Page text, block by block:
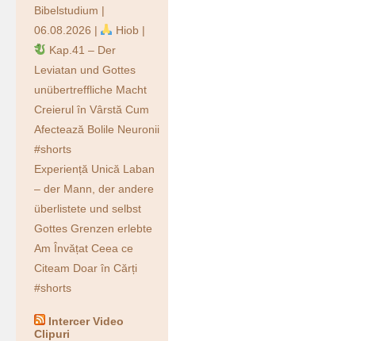
Bibelstudium |
06.08.2026 |
Hiob |
Kap.41 – Der
Leviatan und Gottes
unübertreffliche Macht
Creierul în Vârstă Cum
Afectează Bolile Neuronii
#shorts
Experiență Unică Laban
– der Mann, der andere
überlistete und selbst
Gottes Grenzen erlebte
Am Învățat Ceea ce
Citeam Doar în Cărți
#shorts
Intercer Video
Clipuri